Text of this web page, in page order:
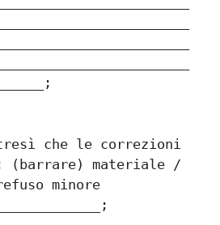
che le correzioni
(barrare) materiale /
minore